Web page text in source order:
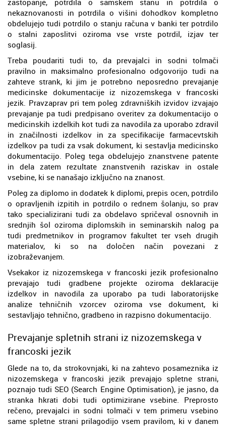
nekaznovanosti in potrdila o višini dohodkov kompletno
obdelujejo tudi potrdilo o stanju računa v banki ter potrdilo
o stalni zaposlitvi oziroma vse vrste potrdil, izjav ter
soglasij.
Treba poudariti tudi to, da prevajalci in sodni tolmači
pravilno in maksimalno profesionalno odgovorijo tudi na
zahteve strank, ki jim je potrebno neposredno prevajanje
medicinske dokumentacije iz nizozemskega v francoski
jezik. Pravzaprav pri tem poleg zdravniških izvidov izvajajo
prevajanje pa tudi predpisano overitev za dokumentacijo o
medicinskih izdelkih kot tudi za navodila za uporabo zdravil
in značilnosti izdelkov in za specifikacije farmacevtskih
izdelkov pa tudi za vsak dokument, ki sestavlja medicinsko
dokumentacijo. Poleg tega obdelujejo znanstvene patente
in dela zatem rezultate znanstvenih raziskav in ostale
vsebine, ki se nanašajo izključno na znanost.
Poleg za diplomo in dodatek k diplomi, prepis ocen, potrdilo
o opravljenih izpitih in potrdilo o rednem šolanju, so prav
tako specializirani tudi za obdelavo spričeval osnovnih in
srednjih šol oziroma diplomskih in seminarskih nalog pa
tudi predmetnikov in programov fakultet ter vseh drugih
materialov, ki so na določen način povezani z
izobraževanjem.
Vsekakor iz nizozemskega v francoski jezik profesionalno
prevajajo tudi gradbene projekte oziroma deklaracije
izdelkov in navodila za uporabo pa tudi laboratorijske
analize tehničnih vzorcev oziroma vse dokument, ki
sestavljajo tehnično, gradbeno in razpisno dokumentacijo.
Prevajanje spletnih strani iz nizozemskega v
francoski jezik
Glede na to, da strokovnjaki, ki na zahtevo posameznika iz
nizozemskega v francoski jezik prevajajo spletne strani,
poznajo tudi SEO (Search Engine Optimisation), je jasno, da
stranka hkrati dobi tudi optimizirane vsebine. Preprosto
rečeno, prevajalci in sodni tolmači v tem primeru vsebino
same spletne strani prilagodijo vsem pravilom, ki v danem